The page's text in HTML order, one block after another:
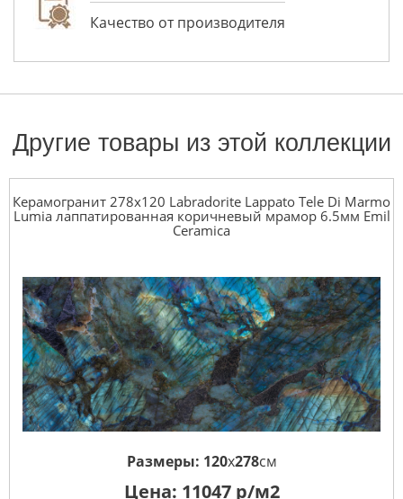
Качество от производителя
Другие товары из этой коллекции
Керамогранит 278x120 Labradorite Lappato Tele Di Marmo
Lumia лаппатированная коричневый мрамор 6.5мм Emil
Ceramica
Размеры: 120x278см
Цена: 11047р/м2